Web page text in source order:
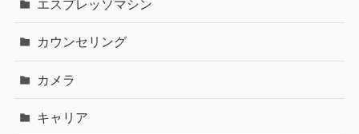
エスプレッソマシン
カウンセリング
カメラ
キャリア